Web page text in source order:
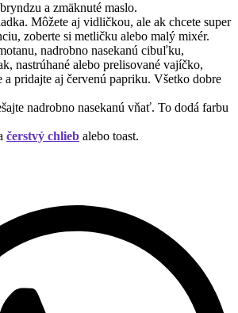
a zmäknuté maslo.
Môžete aj vidličkou, ale ak chcete super
zoberte si metličku alebo malý mixér.
nadrobno nasekanú cibuľku,
nastrúhané alebo prelisované vajíčko,
a pridajte aj červenú papriku. Všetko dobre
nadrobno nasekanú vňať. To dodá farbu
čerstvý chlieb alebo toast.